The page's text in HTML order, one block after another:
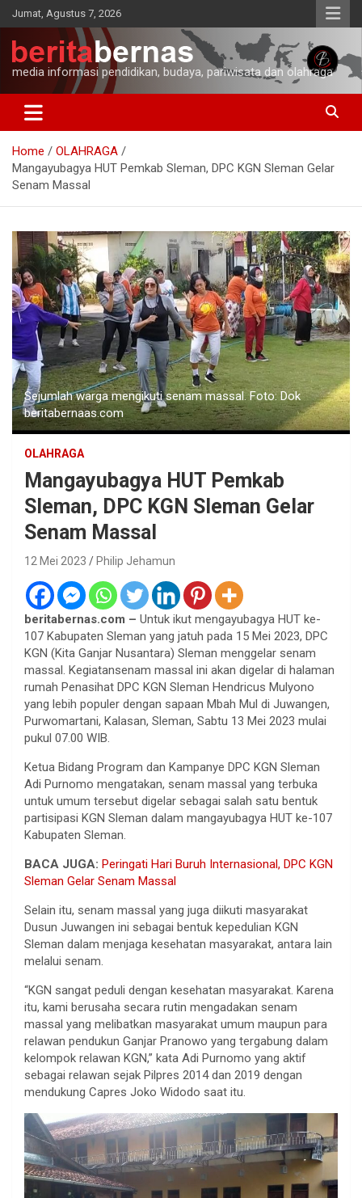
Skip
to
content
Jumat, Agustus 7, 2026
media informasi pendidikan, budaya, pariwisata dan olahraga
Home
OLAHRAGA
Mangayubagya HUT Pemkab Sleman, DPC KGN Sleman Gelar
Senam Massal
Sejumlah warga mengikuti senam massal. Foto: Dok
beritabernaas.com
OLAHRAGA
Mangayubagya HUT Pemkab
Sleman, DPC KGN Sleman Gelar
Senam Massal
12 Mei 2023 Philip Jehamun
beritabernas.com – Untuk ikut mengayubagya HUT ke-
107 Kabupaten Sleman yang jatuh pada 15 Mei 2023, DPC
KGN (Kita Ganjar Nusantara) Sleman menggelar senam
massal. Kegiatansenam massal ini akan digelar di halaman
rumah Penasihat DPC KGN Sleman Hendricus Mulyono
yang lebih populer dengan sapaan Mbah Mul di Juwangen,
Purwomartani, Kalasan, Sleman, Sabtu 13 Mei 2023 mulai
pukul 07.00 WIB.
Ketua Bidang Program dan Kampanye DPC KGN Sleman
Adi Purnomo mengatakan, senam massal yang terbuka
untuk umum tersebut digelar sebagai salah satu bentuk
partisipasi KGN Sleman dalam mangayubagya HUT ke-107
Kabupaten Sleman.
BACA JUGA: Peringati Hari Buruh Internasional, DPC KGN
Sleman Gelar Senam Massal
Selain itu, senam massal yang juga diikuti masyarakat
Dusun Juwangen ini sebagai bentuk kepedulian KGN
Sleman dalam menjaga kesehatan masyarakat, antara lain
melalui senam.
“KGN sangat peduli dengan kesehatan masyarakat. Karena
itu, kami berusaha secara rutin mengadakan senam
massal yang melibatkan masyarakat umum maupun para
relawan pendukun Ganjar Pranowo yang tergabung dalam
kelompok relawan KGN,” kata Adi Purnomo yang aktif
sebagai relawan sejak Pilpres 2014 dan 2019 dengan
mendukung Capres Joko Widodo saat itu.